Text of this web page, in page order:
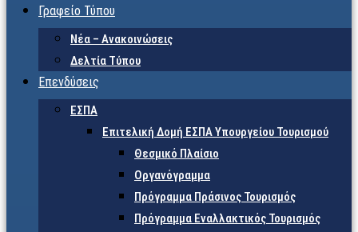
Γραφείο Τύπου
Νέα – Ανακοινώσεις
Δελτία Τύπου
Επενδύσεις
ΕΣΠΑ
Επιτελική Δομή ΕΣΠΑ Υπουργείου Τουρισμού
Θεσμικό Πλαίσιο
Οργανόγραμμα
Πρόγραμμα Πράσινος Τουρισμός
Πρόγραμμα Εναλλακτικός Τουρισμός